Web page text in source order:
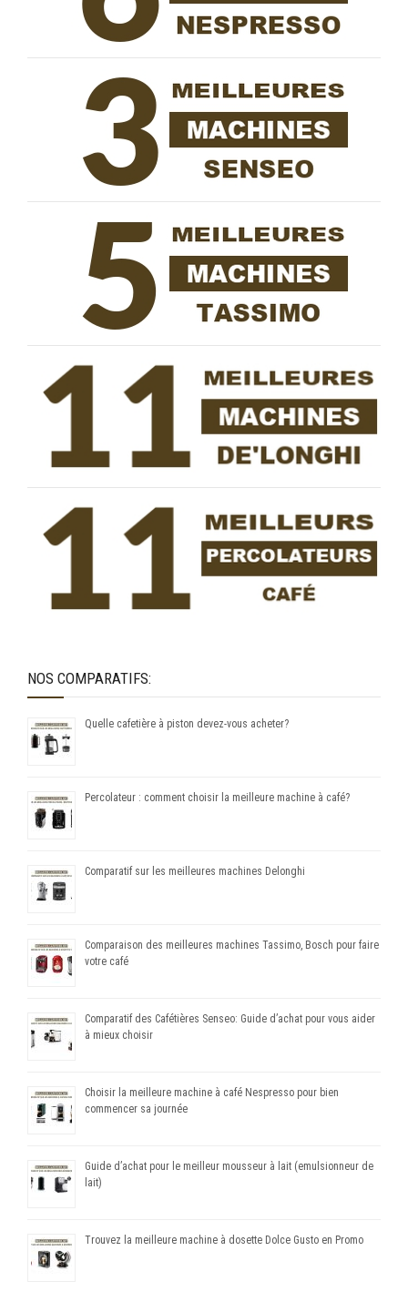
NOS COMPARATIFS:
Quelle cafetière à piston devez-vous acheter?
Percolateur : comment choisir la meilleure machine à café?
Comparatif sur les meilleures machines Delonghi
Comparaison des meilleures machines Tassimo, Bosch pour faire
votre café
Comparatif des Cafétières Senseo: Guide d’achat pour vous aider
à mieux choisir
Choisir la meilleure machine à café Nespresso pour bien
commencer sa journée
Guide d’achat pour le meilleur mousseur à lait (emulsionneur de
lait)
Trouvez la meilleure machine à dosette Dolce Gusto en Promo